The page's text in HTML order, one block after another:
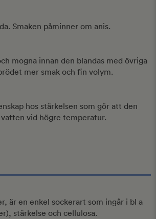
Smaken påminner om anis.
mogna innan den blandas med övriga
mer smak och fin volym.
hos stärkelsen som gör att den
vid högre temperatur.
är en enkel sockerart som ingår i bl a
stärkelse och cellulosa.